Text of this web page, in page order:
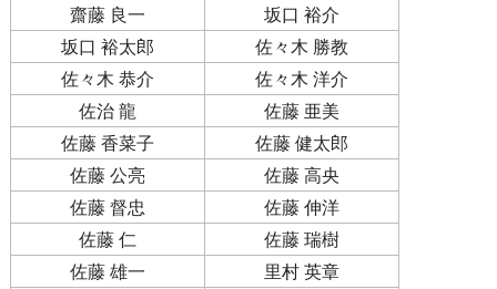
齋藤 良一
坂口 裕介
坂口 裕太郎
佐々木 勝教
佐々木 恭介
佐々木 洋介
佐治 龍
佐藤 亜美
佐藤 香菜子
佐藤 健太郎
佐藤 公亮
佐藤 高央
佐藤 督忠
佐藤 伸洋
佐藤 仁
佐藤 瑞樹
佐藤 雄一
里村 英章